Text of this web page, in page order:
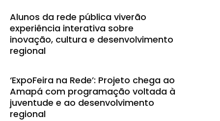
Alunos da rede pública viverão
experiência interativa sobre
inovação, cultura e desenvolvimento
regional
‘ExpoFeira na Rede’: Projeto chega ao
Amapá com programação voltada à
juventude e ao desenvolvimento
regional